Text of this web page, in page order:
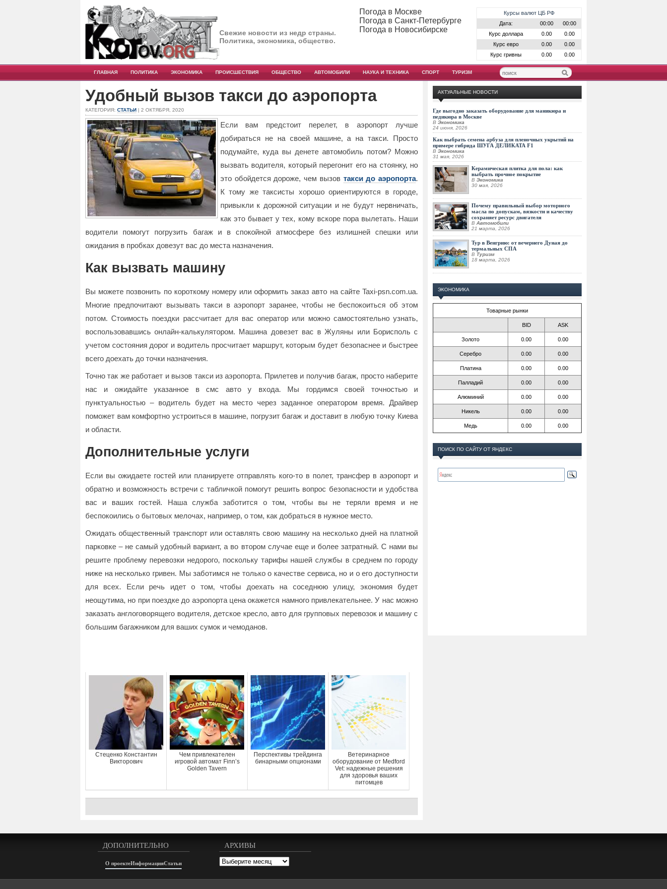
Свежие новости из недр страны.
Политика, экономика, общество.
Курсы валют ЦБ РФ
Дата:
00:00
00:00
Курс доллара
0.00
0.00
Курс евро
0.00
0.00
Курс гривны
0.00 0.00
Погода в Москве
Погода в Санкт-Петербурге
Погода в Новосибирске
ГЛАВНАЯ ПОЛИТИКА ЭКОНОМИКА ПРОИСШЕСТВИЯ ОБЩЕСТВО АВТОМОБИЛИ НАУКА И ТЕХНИКА СПОРТ ТУРИЗМ
Удобный вызов такси до аэропорта
КАТЕГОРИЯ: СТАТЬИ | 2 ОКТЯБРЯ, 2020
Если вам предстоит перелет, в аэропорт лучше
добираться не на своей машине, а на такси. Просто
подумайте, куда вы денете автомобиль потом? Можно
вызвать водителя, который перегонит его на стоянку, но
это обойдется дороже, чем вызов такси до аэропорта.
К тому же таксисты хорошо ориентируются в городе,
привыкли к дорожной ситуации и не будут нервничать,
как это бывает у тех, кому вскоре пора вылетать. Наши
водители помогут погрузить багаж и в спокойной атмосфере без излишней спешки или
ожидания в пробках довезут вас до места назначения.
Как вызвать машину
Вы можете позвонить по короткому номеру или оформить заказ авто на сайте Taxi-psn.com.ua.
Многие предпочитают вызывать такси в аэропорт заранее, чтобы не беспокоиться об этом
потом. Стоимость поездки рассчитает для вас оператор или можно самостоятельно узнать,
воспользовавшись онлайн-калькулятором. Машина довезет вас в Жуляны или Борисполь с
учетом состояния дорог и водитель просчитает маршрут, которым будет безопаснее и быстрее
всего доехать до точки назначения.
Точно так же работает и вызов такси из аэропорта. Прилетев и получив багаж, просто наберите
нас и ожидайте указанное в смс авто у входа. Мы гордимся своей точностью и
пунктуальностью – водитель будет на место через заданное оператором время. Драйвер
поможет вам комфортно устроиться в машине, погрузит багаж и доставит в любую точку Киева
и области.
Дополнительные услуги
Если вы ожидаете гостей или планируете отправлять кого-то в полет, трансфер в аэропорт и
обратно и возможность встречи с табличкой помогут решить вопрос безопасности и удобства
вас и ваших гостей. Наша служба заботится о том, чтобы вы не теряли время и не
беспокоились о бытовых мелочах, например, о том, как добраться в нужное место.
Ожидать общественный транспорт или оставлять свою машину на несколько дней на платной
парковке – не самый удобный вариант, а во втором случае еще и более затратный. С нами вы
решите проблему перевозки недорого, поскольку тарифы нашей службы в среднем по городу
ниже на несколько гривен. Мы заботимся не только о качестве сервиса, но и о его доступности
для всех. Если речь идет о том, чтобы доехать на соседнюю улицу, экономия будет
неощутима, но при поездке до аэропорта цена окажется намного привлекательнее. У нас можно
заказать англоговорящего водителя, детское кресло, авто для групповых перевозок и машину с
большим багажником для ваших сумок и чемоданов.
Стеценко Константин
Викторович
Чем привлекателен
игровой автомат Finn’s
Golden Tavern
Перспективы трейдинга
бинарными опционами
Ветеринарное
оборудование от Medford
Vet: надежные решения
для здоровья ваших
питомцев
АКТУАЛЬНЫЕ НОВОСТИ
Где выгодно заказать оборудование для маникюра и
педикюра в Москве
В Экономика
24 июня, 2026
Как выбрать семена арбуза для пленочных укрытий на
примере гибрида ШУГА ДЕЛИКАТА F1
В Экономика
31 мая, 2026
Керамическая плитка для пола: как
выбрать прочное покрытие
В Экономика
30 мая, 2026
Почему правильный выбор моторного
масла по допускам, вязкости и качеству
сохраняет ресурс двигателя
В Автомобили
21 марта, 2026
Тур в Венгрию: от вечернего Дуная до
термальных СПА
В Туризм
18 марта, 2026
ЭКОНОМИКА
Товарные рынки
BID ASK
Золото 0.00 0.00
Серебро 0.00 0.00
Платина 0.00 0.00
Палладий 0.00 0.00
Алюминий 0.00 0.00
Никель 0.00 0.00
Медь 0.00 0.00
ПОИСК ПО САЙТУ ОТ ЯНДЕКС
ДОПОЛНИТЕЛЬНО
О проектеИнформацияСтатьи
АРХИВЫ
Архивы